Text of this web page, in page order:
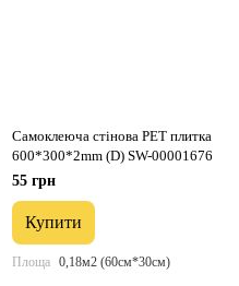
Самоклеюча стінова PET плитка
600*300*2mm (D) SW-00001676
55 грн
Купити
Площа 0,18м2 (60см*30см)